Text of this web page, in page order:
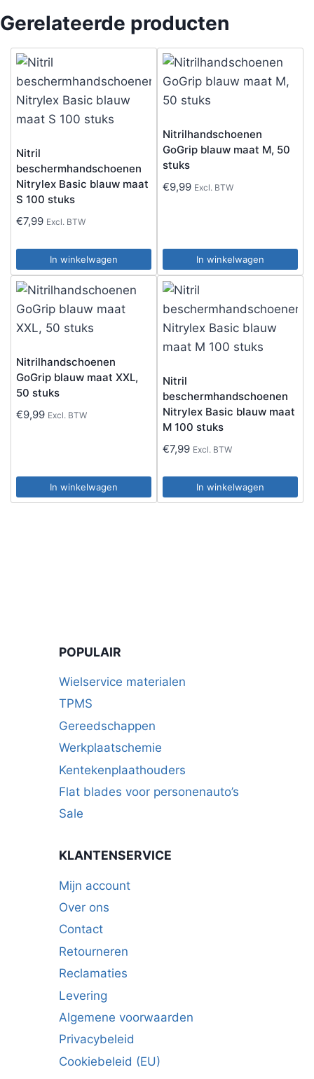
Gerelateerde producten
Nitril
beschermhandschoenen
Nitrylex Basic blauw maat
S 100 stuks
€7,99 Excl. BTW
In winkelwagen
Nitrilhandschoenen
GoGrip blauw maat M, 50
stuks
€9,99 Excl. BTW
In winkelwagen
Nitrilhandschoenen
GoGrip blauw maat XXL,
50 stuks
€9,99 Excl. BTW
In winkelwagen
Nitril
beschermhandschoenen
Nitrylex Basic blauw maat
M 100 stuks
€7,99 Excl. BTW
In winkelwagen
POPULAIR
Wielservice materialen
TPMS
Gereedschappen
Werkplaatschemie
Kentekenplaathouders
Flat blades voor personenauto’s
Sale
KLANTENSERVICE
Mijn account
Over ons
Contact
Retourneren
Reclamaties
Levering
Algemene voorwaarden
Privacybeleid
Cookiebeleid (EU)